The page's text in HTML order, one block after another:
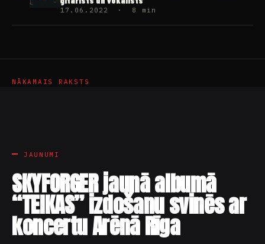
17.06.2022 · 8 min
NĀKAMAIS RAKSTS
JAUNUMI
SKYFORGER jaunā albumā
“TEIKAS” izdošanu svinēs ar
koncertu Arēnā Rīga